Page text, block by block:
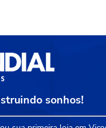
sonhos!